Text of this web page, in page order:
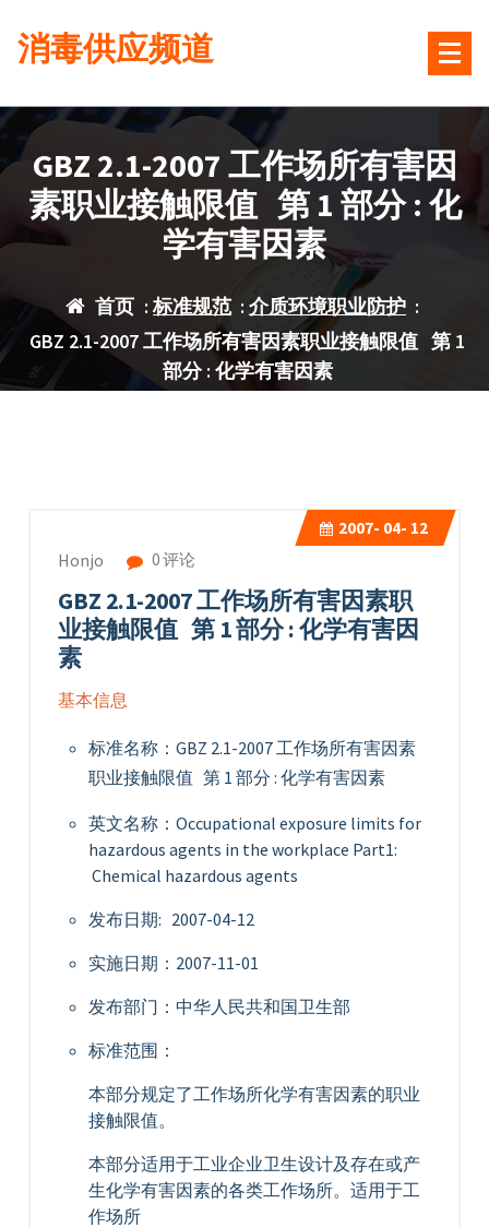
容
消毒供应频道
GBZ 2.1-2007 工作场所有害因
素职业接触限值 第 1 部分 : 化
学有害因素
首页 :标准规范:介质环境职业防护 :
GBZ 2.1-2007 工作场所有害因素职业接触限值 第 1
部分 : 化学有害因素
2007- 04- 12
Honjo 0 评论
GBZ 2.1-2007 工作场所有害因素职
业接触限值 第 1 部分 : 化学有害因
素
基本信息
标准名称：GBZ 2.1-2007 工作场所有害因素
职业接触限值 第 1 部分 : 化学有害因素
英文名称：Occupational exposure limits for
hazardous agents in the workplace Part1:
Chemical hazardous agents
发布日期: 2007-04-12
实施日期：2007-11-01
发布部门：中华人民共和国卫生部
标准范围：
本部分规定了工作场所化学有害因素的职业
接触限值。
本部分适用于工业企业卫生设计及存在或产
生化学有害因素的各类工作场所。适用于工
作场所